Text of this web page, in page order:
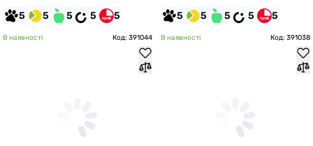
5 5 5 5 5 5 5 5 5 5
В наявності Код: 391044 В наявності Код: 391038